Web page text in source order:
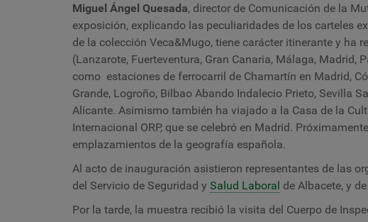
Miguel Ángel Quesada, director de Comunicación de la
exposición, explicando las peculiaridades de los carteles
de la colección Veca&Mugo, tiene carácter itinerante y ha
(Lanzarote, Fuerteventura, Gran Canaria, Málaga, Madrid,
como estaciones de ferrocarril de Chamartín en Madrid,
Grande, Logroño, Bilbao Abando Indalecio Prieto, Sevilla
Alicante. Asimismo también ha viajado a la Casa de la
Internacional ORP, que se celebró en Madrid.
emplazamientos de la geografía española.
Al acto de inauguración asistieron representantes de las
del Servicio de Seguridad y Salud Laboral de Albacete, y
Por la tarde, la muestra recibió la visita del Cuerpo de